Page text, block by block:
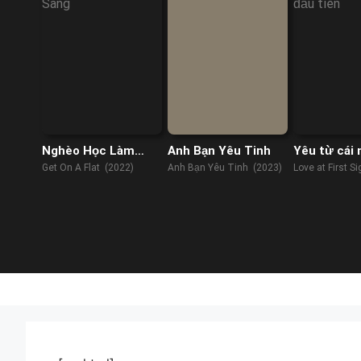
Nghèo Học Làm
Sang
Get On A Flat (2022)
Anh Bạn Yêu Tinh
Anh Bạn Yêu Tinh (2023)
Yêu từ cái
tiên
Love at First